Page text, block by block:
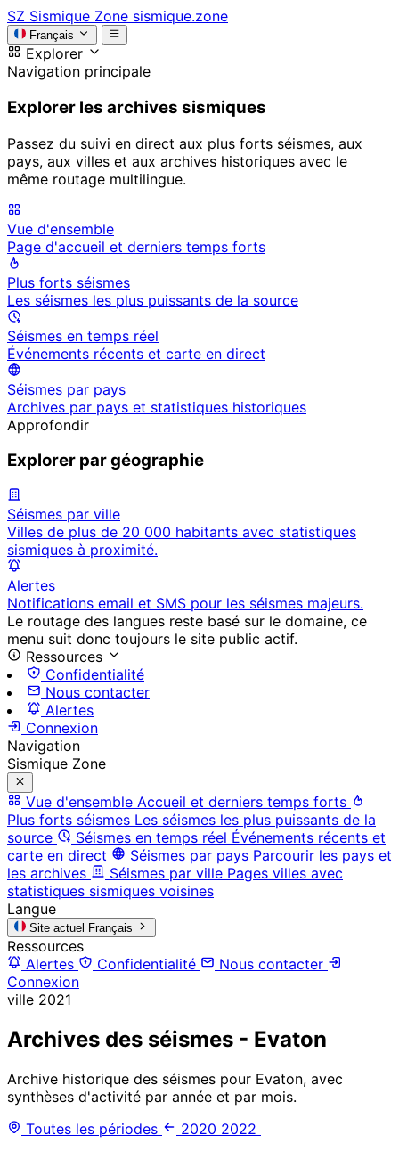
SZ Sismique Zone sismique.zone
Français
Explorer
Navigation principale
Explorer les archives sismiques
Passez du suivi en direct aux plus forts séismes, aux
pays, aux villes et aux archives historiques avec le
même routage multilingue.
Vue d'ensemble
Page d'accueil et derniers temps forts
Plus forts séismes
Les séismes les plus puissants de la source
Séismes en temps réel
Événements récents et carte en direct
Séismes par pays
Archives par pays et statistiques historiques
Approfondir
Explorer par géographie
Séismes par ville
Villes de plus de 20 000 habitants avec statistiques
sismiques à proximité.
Alertes
Notifications email et SMS pour les séismes majeurs.
Le routage des langues reste basé sur le domaine, ce
menu suit donc toujours le site public actif.
Ressources
Confidentialité
Nous contacter
Alertes
Connexion
Navigation
Sismique Zone
Vue d'ensemble Accueil et derniers temps forts
Plus forts séismes Les séismes les plus puissants de la
source
Séismes en temps réel Événements récents et
carte en direct
Séismes par pays Parcourir les pays et
les archives
Séismes par ville Pages villes avec
statistiques sismiques voisines
Langue
Site actuel Français
Ressources
Alertes
Confidentialité
Nous contacter
Connexion
ville 2021
Archives des séismes - Evaton
Archive historique des séismes pour Evaton, avec
synthèses d'activité par année et par mois.
Toutes les périodes
2020 2022